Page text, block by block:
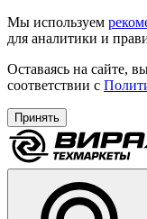
Мы используем
для аналитики и
Оставаясь на сайте,
соответствии с
Принять